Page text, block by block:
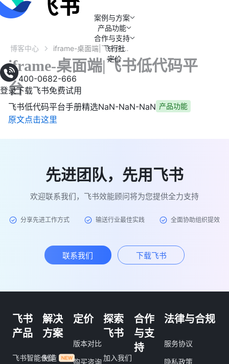
案例与方案
产品功能
合作与支持
飞行社
定价
400-0682-666
登录下载飞书免费试用
博客中心 iframe-桌面端|飞书低代码平台
iframe-桌面端|飞书低代码平
台
飞书低代码平台手册精选NaN-NaN-NaN 产品功能
原文点击这里
先进团队，先用飞书
欢迎联系我们，飞书效能顾问将为您提供全力支持
分享先进工作方式 输送行业最佳实践 全面协助组织提效
联系我们 下载飞书
飞书
产品
飞书智能伙伴
解决
方案
制造
定价
版本对比
购买咨询
探索
飞书
加入我们
合作
与支
持
法律与合规
服务协议
隐私政策